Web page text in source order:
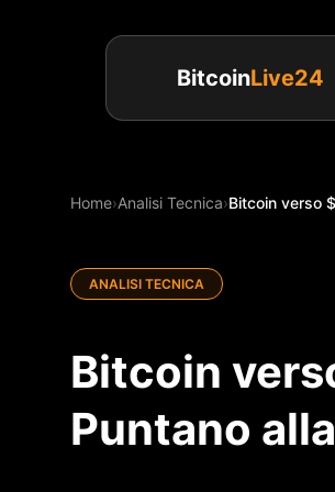
BitcoinLive24
Home›Analisi Tecnica›Bitcoin verso
ANALISI TECNICA
Bitcoin
Puntano